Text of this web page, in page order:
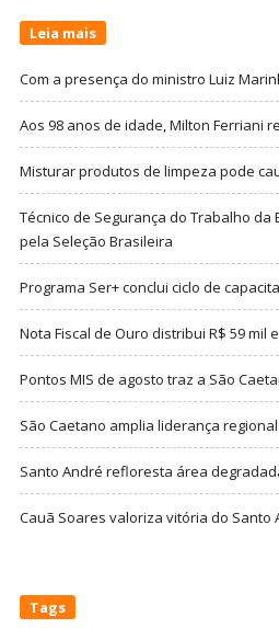
Leia mais
Com a presença do ministro Luiz
Aos 98 anos de idade, Milton Ferriani
Misturar produtos de limpeza pode
Técnico de Segurança do Trabalho
pela Seleção Brasileira
Programa Ser+ conclui ciclo de
Nota Fiscal de Ouro distribui R$ 59
Pontos MIS de agosto traz a São
São Caetano amplia liderança
Santo André refloresta área
Cauã Soares valoriza vitória do
Tags